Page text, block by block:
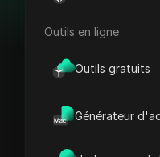
Outils en ligne
Outils gratuits
Générateur